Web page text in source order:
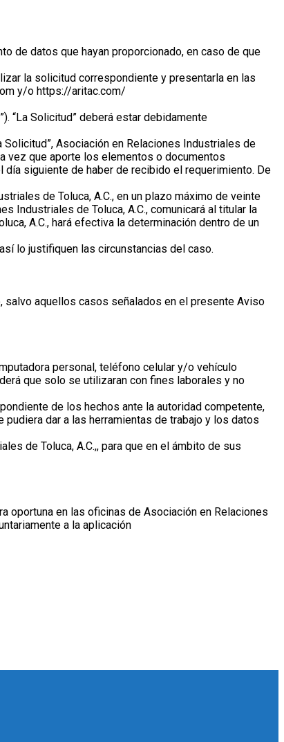
de datos que hayan proporcionado, en caso de que
la solicitud correspondiente y presentarla en las
y/o https://aritac.com/
“La Solicitud” deberá estar debidamente
Asociación en Relaciones Industriales de
vez que aporte los elementos o documentos
siguiente de haber de recibido el requerimiento. De
de Toluca, A.C., en un plazo máximo de veinte
Industriales de Toluca, A.C., comunicará al titular la
A.C., hará efectiva la determinación dentro de un
lo justifiquen las circunstancias del caso.
aquellos casos señalados en el presente Aviso
personal, teléfono celular y/o vehículo
que solo se utilizaran con fines laborales y no
de los hechos ante la autoridad competente,
dar a las herramientas de trabajo y los datos
de Toluca, A.C.,, para que en el ámbito de sus
oportuna en las oficinas de Asociación en Relaciones
a la aplicación